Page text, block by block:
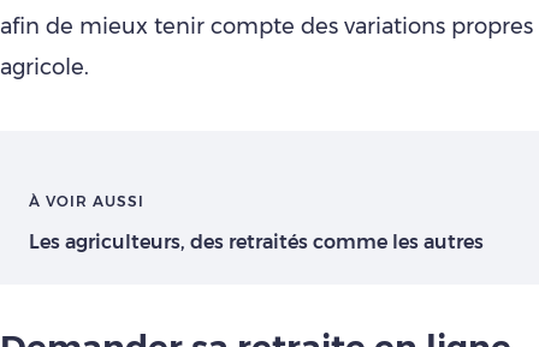
afin de mieux tenir compte des variations
agricole.
À VOIR AUSSI
Les agriculteurs, des retraités comme les autres